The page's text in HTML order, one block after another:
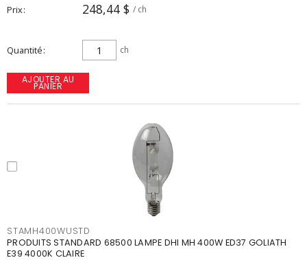
Prix 248,44 $ / ch
Quantité ch
AJOUTER AU
PANIER
STAMH400WUSTD
PRODUITS STANDARD 68500 LAMPE DHI MH 400W ED37 GOLIATH
E39 4000K CLAIRE